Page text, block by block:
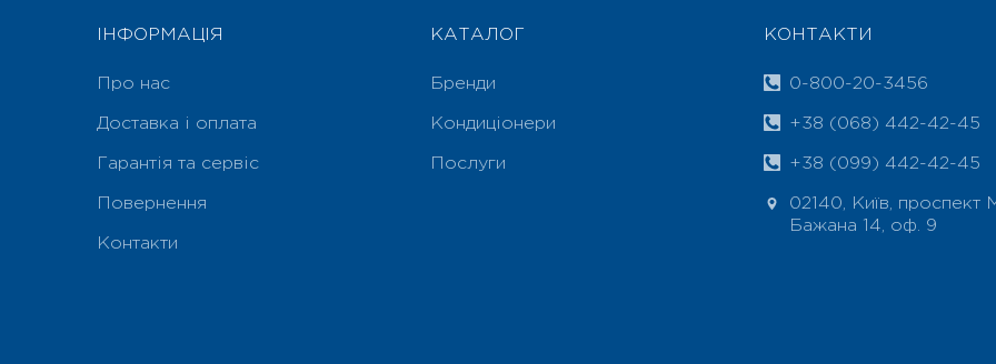
ІНФОРМАЦІЯ
Про нас
Доставка і оплата
Гарантія та сервіс
Повернення
Контакти
КАТАЛОГ
Бренди
Кондиціонери
Послуги
КОНТАКТИ
0-800-20-3456
+38 (068) 442-42-45
+38 (099) 442-42-45
02140, Київ, проспект
Бажана 14, оф. 9